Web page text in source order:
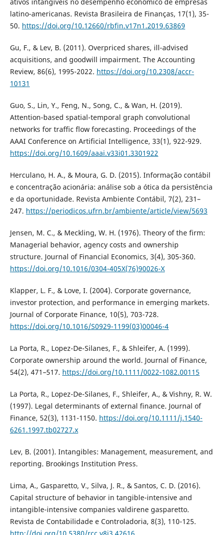
latino-americanas. Revista Brasileira de Finanças, 17(1), 35-
50. https://doi.org/10.12660/rbfin.v17n1.2019.63869
Gu, F., & Lev, B. (2011). Overpriced shares, ill-advised
acquisitions, and goodwill impairment. The Accounting
Review, 86(6), 1995-2022. https://doi.org/10.2308/accr-
10131
Guo, S., Lin, Y., Feng, N., Song, C., & Wan, H. (2019).
Attention-based spatial-temporal graph convolutional
networks for traffic flow forecasting. Proceedings of the
AAAI Conference on Artificial Intelligence, 33(1), 922-929.
https://doi.org/10.1609/aaai.v33i01.3301922
Herculano, H. A., & Moura, G. D. (2015). Informação contábil
e concentração acionária: análise sob a ótica da persistência
e da oportunidade. Revista Ambiente Contábil, 7(2), 231–
247. https://periodicos.ufrn.br/ambiente/article/view/5693
Jensen, M. C., & Meckling, W. H. (1976). Theory of the firm:
Managerial behavior, agency costs and ownership
structure. Journal of Financial Economics, 3(4), 305-360.
https://doi.org/10.1016/0304-405X(76)90026-X
Klapper, L. F., & Love, I. (2004). Corporate governance,
investor protection, and performance in emerging markets.
Journal of Corporate Finance, 10(5), 703-728.
https://doi.org/10.1016/S0929-1199(03)00046-4
La Porta, R., Lopez-De-Silanes, F., & Shleifer, A. (1999).
Corporate ownership around the world. Journal of Finance,
54(2), 471–517. https://doi.org/10.1111/0022-1082.00115
La Porta, R., Lopez-De-Silanes, F., Shleifer, A., & Vishny, R. W.
(1997). Legal determinants of external finance. Journal of
Finance, 52(3), 1131-1150. https://doi.org/10.1111/j.1540-
6261.1997.tb02727.x
Lev, B. (2001). Intangibles: Management, measurement, and
reporting. Brookings Institution Press.
Lima, A., Gasparetto, V., Silva, J. R., & Santos, C. D. (2016).
Capital structure of behavior in tangible-intensive and
intangible-intensive companies valdirene gasparetto.
Revista de Contabilidade e Controladoria, 8(3), 110-125.